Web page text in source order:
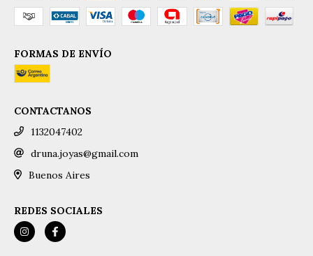
FORMAS DE ENVÍO
CONTACTANOS
1132047402
druna.joyas@gmail.com
Buenos Aires
REDES SOCIALES